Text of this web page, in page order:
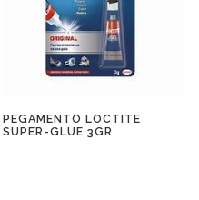
PEGAMENTO LOCTITE
SUPER-GLUE 3GR